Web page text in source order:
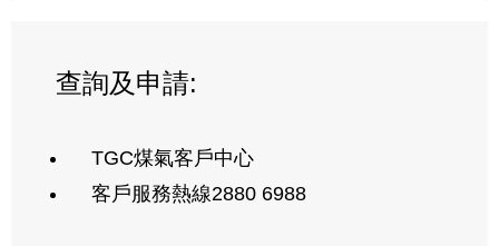
查詢及申請:
TGC煤氣客戶中心
客戶服務熱線2880 6988